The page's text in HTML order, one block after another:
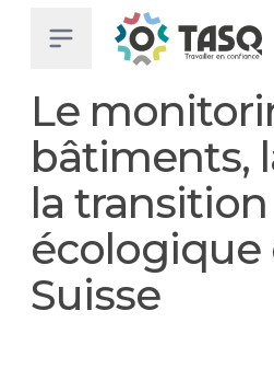
content
Le
bâtiments,
la transition
écologique
Suisse